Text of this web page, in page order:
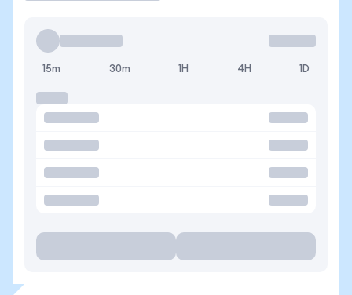
15m 30m 1H 4H 1D